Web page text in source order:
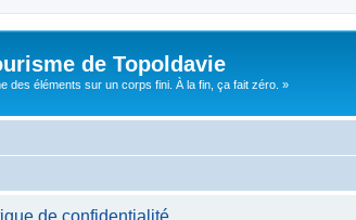
de Topoldavie
des éléments sur un corps fini. À la fin, ça fait zéro. »
de confidentialité